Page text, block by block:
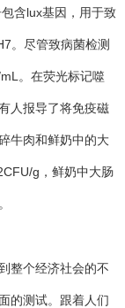
含lux基因，用于致
。尽管致病菌检测
。在荧光标记噬
人报导了将免疫磁
牛肉和鲜奶中的大
g，鲜奶中大肠
整个经济社会的不
的测试。跟着人们